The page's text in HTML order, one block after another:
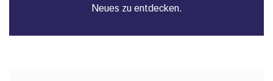
Neues zu entdecken.